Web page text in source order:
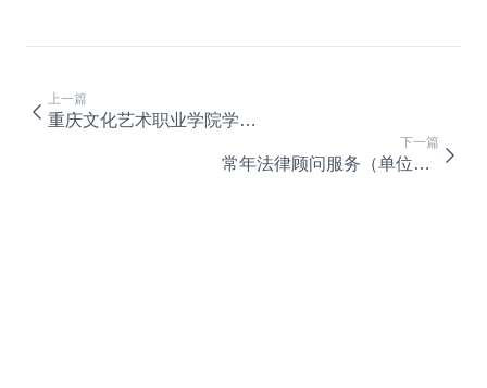
上一篇
重庆文化艺术职业学院学生宿舍D栋天然气安装工程项目单一来源采购方式公示表
下一篇
常年法律顾问服务（单位）采购公告